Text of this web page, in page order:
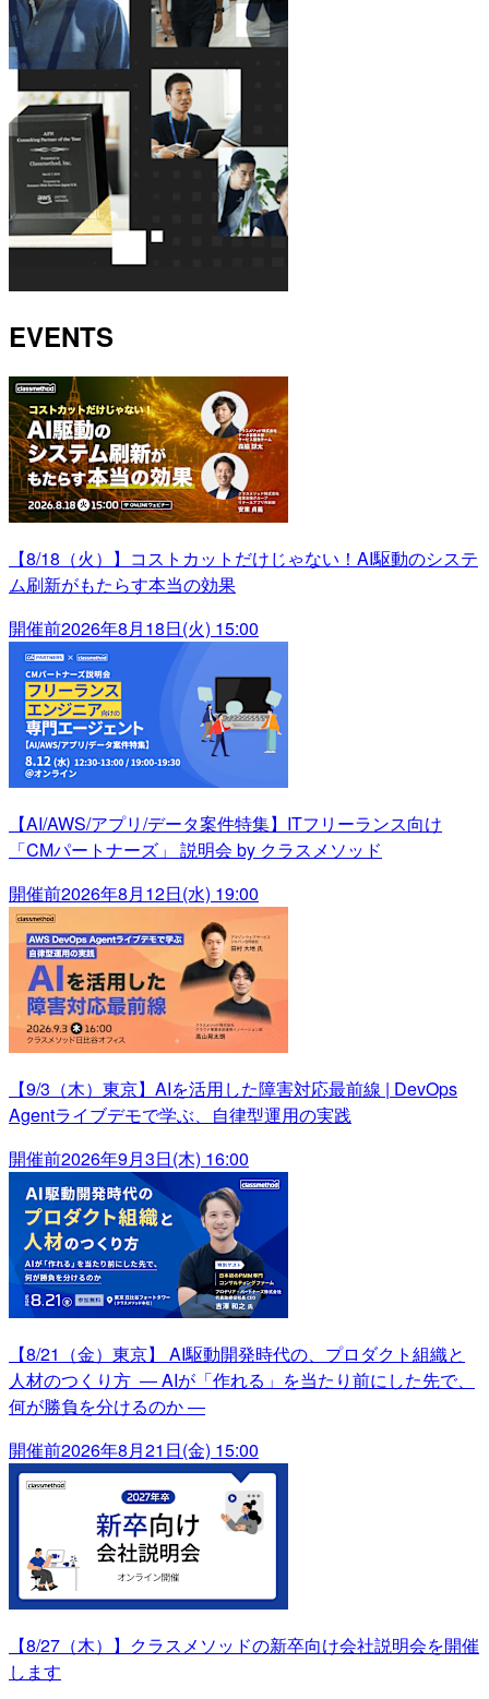
EVENTS
【8/18（火）】コストカットだけじゃない！AI駆動のシステ
ム刷新がもたらす本当の効果
開催前2026年8月18日(火) 15:00
【AI/AWS/アプリ/データ案件特集】ITフリーランス向け
「CMパートナーズ」 説明会 by クラスメソッド
開催前2026年8月12日(水) 19:00
【9/3（木）東京】AIを活用した障害対応最前線 | DevOps
Agentライブデモで学ぶ、自律型運用の実践
開催前2026年9月3日(木) 16:00
【8/21（金）東京】 AI駆動開発時代の、プロダクト組織と
人材のつくり方 ― AIが「作れる」を当たり前にした先で、
何が勝負を分けるのか ―
開催前2026年8月21日(金) 15:00
【8/27（木）】クラスメソッドの新卒向け会社説明会を開催
します